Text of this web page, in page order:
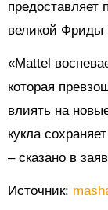
предоставляет
великой Фриды
«Mattel
которая
влиять на
кукла
– сказано в
Источник: